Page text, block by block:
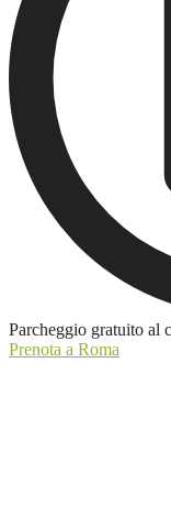
Parcheggio gratuito al
Prenota a Roma